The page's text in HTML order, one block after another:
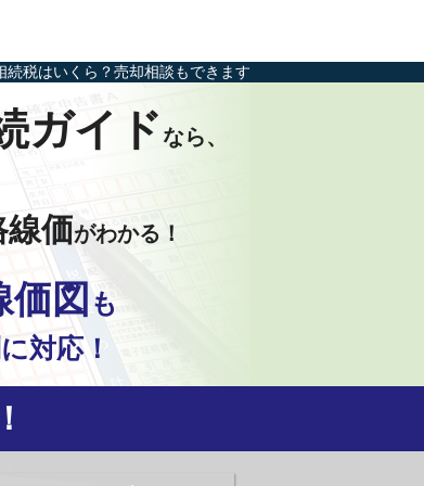
続税はいくら？売却相談もできます
ガイドなら、
線価がわかる！
図 も
対応！